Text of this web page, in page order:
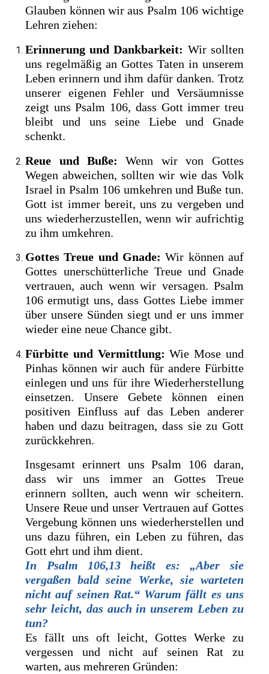
Glauben können wir aus Psalm 106 wichtige
Lehren ziehen:
Erinnerung und Dankbarkeit: Wir sollten
uns regelmäßig an Gottes Taten in unserem
Leben erinnern und ihm dafür danken. Trotz
unserer eigenen Fehler und Versäumnisse
zeigt uns Psalm 106, dass Gott immer treu
bleibt und uns seine Liebe und Gnade
schenkt.
Reue und Buße: Wenn wir von Gottes
Wegen abweichen, sollten wir wie das Volk
Israel in Psalm 106 umkehren und Buße tun.
Gott ist immer bereit, uns zu vergeben und
uns wiederherzustellen, wenn wir aufrichtig
zu ihm umkehren.
Gottes Treue und Gnade: Wir können auf
Gottes unerschütterliche Treue und Gnade
vertrauen, auch wenn wir versagen. Psalm
106 ermutigt uns, dass Gottes Liebe immer
über unsere Sünden siegt und er uns immer
wieder eine neue Chance gibt.
Fürbitte und Vermittlung: Wie Mose und
Pinhas können wir auch für andere Fürbitte
einlegen und uns für ihre Wiederherstellung
einsetzen. Unsere Gebete können einen
positiven Einfluss auf das Leben anderer
haben und dazu beitragen, dass sie zu Gott
zurückkehren.
Insgesamt erinnert uns Psalm 106 daran,
dass wir uns immer an Gottes Treue
erinnern sollten, auch wenn wir scheitern.
Unsere Reue und unser Vertrauen auf Gottes
Vergebung können uns wiederherstellen und
uns dazu führen, ein Leben zu führen, das
Gott ehrt und ihm dient.
In Psalm 106,13 heißt es: „Aber sie
vergaßen bald seine Werke, sie warteten
nicht auf seinen Rat.“ Warum fällt es uns
sehr leicht, das auch in unserem Leben zu
tun?
Es fällt uns oft leicht, Gottes Werke zu
vergessen und nicht auf seinen Rat zu
warten, aus mehreren Gründen: